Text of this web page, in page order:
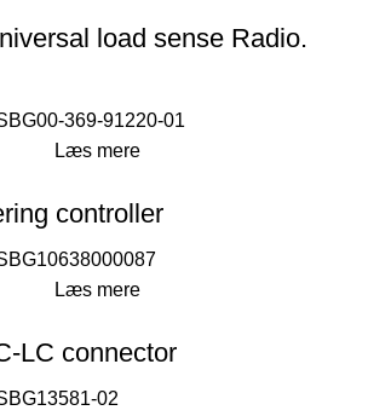
load sense Radio.
369-91220-01
Læs mere
controller
Læs mere
LC connector
02